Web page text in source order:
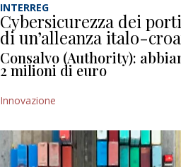
INTERREG
Cybersicurezza dei
di un’alleanza italo-
Consalvo (Authority):
2 milioni di euro
Innovazione